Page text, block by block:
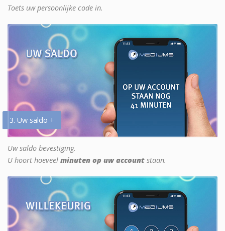
Toets uw persoonlijke code in.
3. Uw saldo +
Uw saldo bevestiging.
U hoort hoeveel minuten op uw account staan.